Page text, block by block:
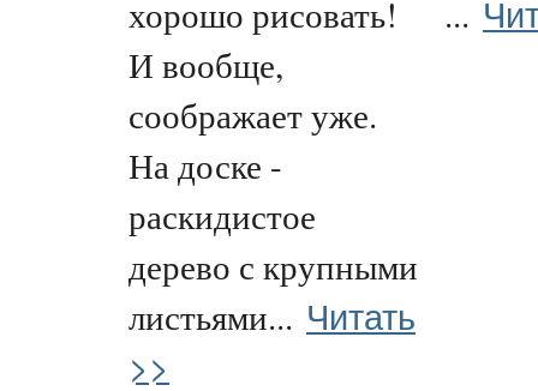
хорошо рисовать!
И вообще,
соображает уже.
На доске -
раскидистое
дерево с крупными
листьями... Читать
>>
...